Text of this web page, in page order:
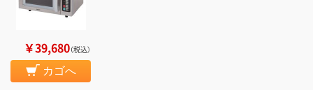
￥39,680（税込）
カゴへ